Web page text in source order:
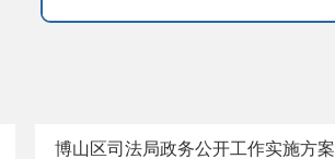
博山区司法局政务公开工作实施方案